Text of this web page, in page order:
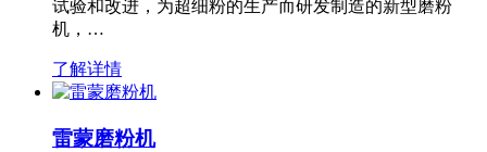
试验和改进，为超细粉的生产而研发制造的新型磨粉
机，…
了解详情
雷蒙磨粉机